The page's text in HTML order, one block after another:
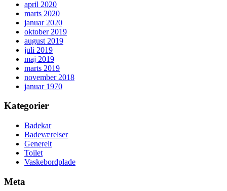
april 2020
marts 2020
januar 2020
oktober 2019
august 2019
juli 2019
maj 2019
marts 2019
november 2018
januar 1970
Kategorier
Badekar
Badeværelser
Generelt
Toilet
Vaskebordplade
Meta